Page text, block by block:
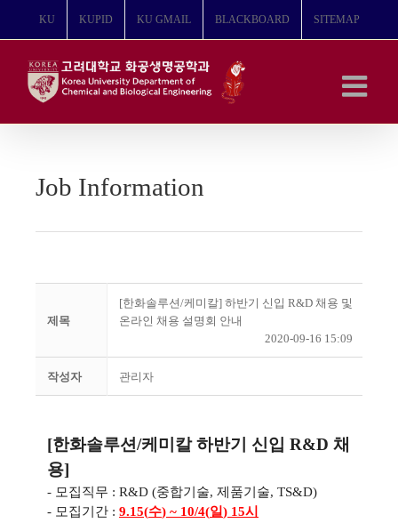
뛰
KU KUPID KU GMAIL BLACKBOARD SITEMAP
Job Information
제목
[한화솔루션/케미칼] 하반기 신입 R&D 채용 및
온라인 채용 설명회 안내
2020-09-16 15:09
작성자 관리자
[한화솔루션/케미칼 하반기 신입 R&D 채
용]
- 모집직무 : R&D (중합기술, 제품기술, TS&D)
- 모집기간 : 9.15(수) ~ 10/4(일) 15시